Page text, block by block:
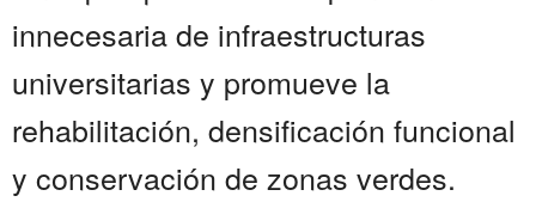
innecesaria de infraestructuras
universitarias y promueve la
rehabilitación, densificación funcional
y conservación de zonas verdes.